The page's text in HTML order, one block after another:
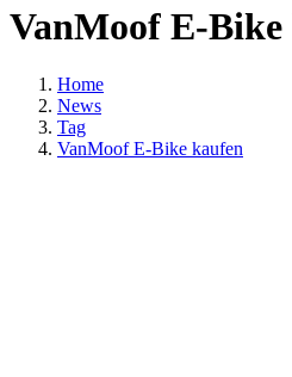
VanMoof E-Bike
Home
News
Tag
VanMoof E-Bike kaufen